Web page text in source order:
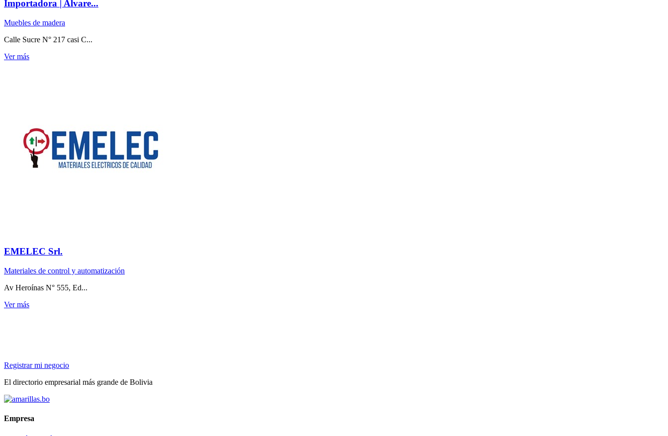
Importadora | Alvare...
Muebles de madera
Calle Sucre N° 217 casi C...
Ver más
EMELEC Srl.
Materiales de control y automatización
Av Heroínas N° 555, Ed...
Ver más
Registrar mi negocio
El directorio empresarial más grande de Bolivia
Empresa